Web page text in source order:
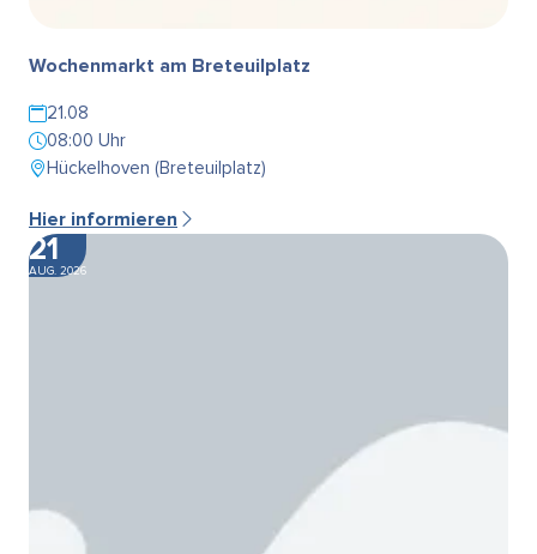
Wochenmarkt am Breteuilplatz
21.08
08:00 Uhr
Hückelhoven (Breteuilplatz)
Hier informieren
21
AUG. 2026